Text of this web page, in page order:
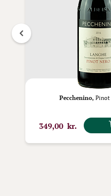
Pecchenino, Pinot
349,00 kr.